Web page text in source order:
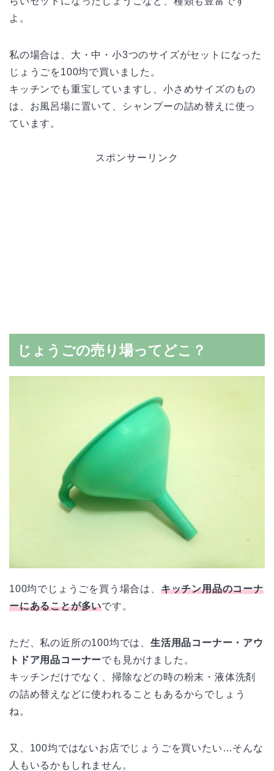
よ。
私の場合は、大・中・小3つのサイズがセットになった
じょうごを100均で買いました。
キッチンでも重宝していますし、小さめサイズのもの
は、お風呂場に置いて、シャンプーの詰め替えに使っ
ています。
スポンサーリンク
じょうごの売り場ってどこ？
100均でじょうごを買う場合は、 キッチン用品のコーナ
ーにあることが多いです。
ただ、私の近所の100均では、 生活用品コーナー・アウ
トドア用品コーナーでも見かけました。
キッチンだけでなく、掃除などの時の粉末・液体洗剤
の詰め替えなどに使われることもあるからでしょう
ね。
又、100均ではないお店でじょうごを買いたい…そんな
人もいるかもしれません。